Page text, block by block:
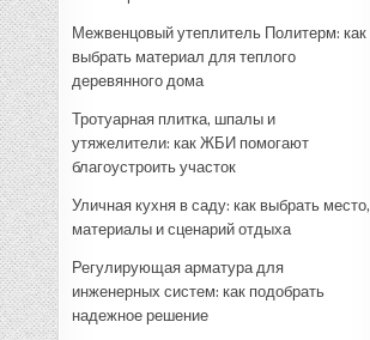
Межвенцовый утеплитель Политерм: как
выбрать материал для теплого
деревянного дома
Тротуарная плитка, шпалы и
утяжелители: как ЖБИ помогают
благоустроить участок
Уличная кухня в саду: как выбрать место,
материалы и сценарий отдыха
Регулирующая арматура для
инженерных систем: как подобрать
надежное решение